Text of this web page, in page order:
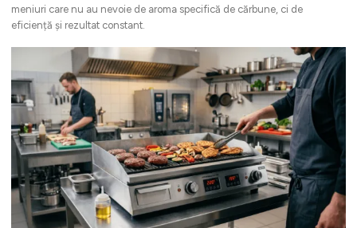
meniuri care nu au nevoie de aroma specifică de cărbune, ci de
eficiență și rezultat constant.